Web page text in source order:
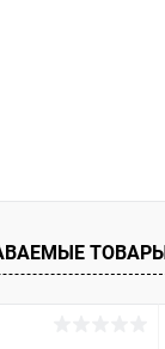
ТОВАРЫ